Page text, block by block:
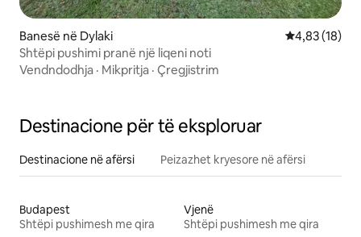
Banesë në Dylaki Vlerësimi
4,83 (18)
Shtëpi pushimi pranë një liqeni noti
Vendndodhja · Mikpritja · Çregjistrim
Destinacione për të eksploruar
Destinacione në afërsi Peizazhet kryesore në afërsi
Budapest
Shtëpi pushimesh me qira
Vjenë
Shtëpi pushimesh me qira